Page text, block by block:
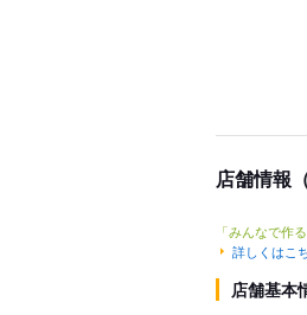
店舗情報
「みんなで作
詳しくはこ
店舗基本